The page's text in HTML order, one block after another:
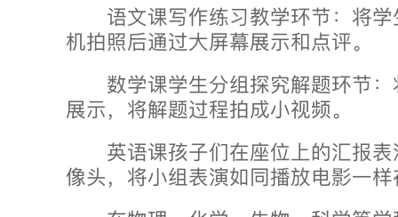
语文课写作练习教学环节：将学
机拍照后通过大屏幕展示和点评。
数学课学生分组探究解题环节：
展示，将解题过程拍成小视频。
英语课孩子们在座位上的汇报表
像头，将小组表演如同播放电影一